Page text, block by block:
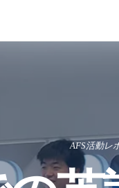
AFS活動レ